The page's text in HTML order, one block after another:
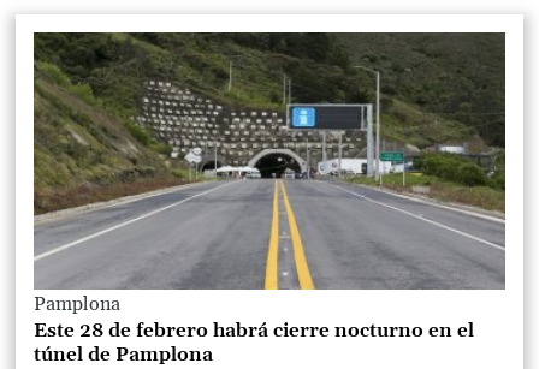
Pamplona
Este 28 de febrero habrá cierre nocturno en el
túnel de Pamplona